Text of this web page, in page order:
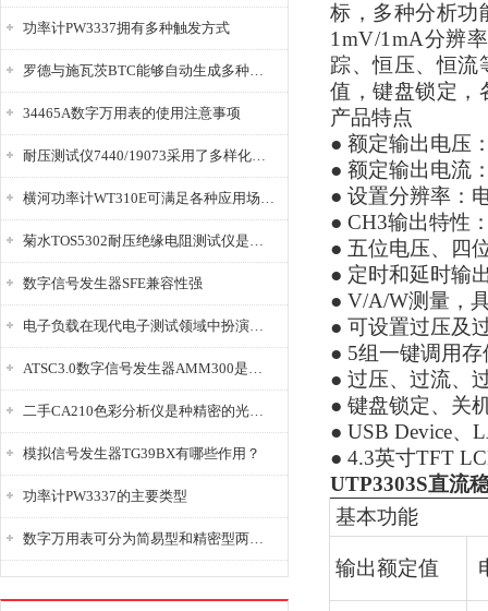
功率计PW3337拥有多种触发方式
罗德与施瓦茨BTC能够自动生成多种音视频信号
34465A数字万用表的使用注意事项
耐压测试仪7440/19073采用了多样化的功能设计
横河功率计WT310E可满足各种应用场景的需求
菊水TOS5302耐压绝缘电阻测试仪是种重要的电气安全检测设备
数字信号发生器SFE兼容性强
电子负载在现代电子测试领域中扮演着重要的角色
ATSC3.0数字信号发生器AMM300是能够产生各种数字信号的电子设备
二手CA210色彩分析仪是种精密的光学测量仪器
模拟信号发生器TG39BX有哪些作用？
功率计PW3337的主要类型
数字万用表可分为简易型和精密型两大类
标，多种分析功
1mV/1mA分辨
踪、恒压、恒流
值，键盘锁定，
产品特点
● 额定输出电压
● 额定输出电流
● 设置分辨率：
● CH3输出特性
● 五位电压、四
● 定时和延时输
● V/A/W测量，
● 可设置过压及
● 5组一键调用存
● 过压、过流、
● 键盘锁定、关
● USB Device、
● 4.3英寸TFT
UTP3303S直流
基本功能
输出额定值